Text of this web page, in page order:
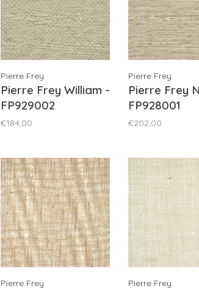
Pierre Frey
Pierre Frey William -
FP929002
€184,00
Pierre Frey
Pierre Frey
FP928001
€202,00
Pierre Frey Pierre Frey